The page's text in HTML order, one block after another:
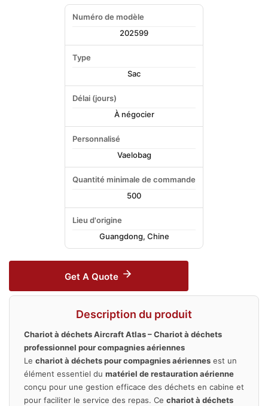
Numéro de modèle
202599
Type
Sac
Délai (jours)
À négocier
Personnalisé
Vaelobag
Quantité minimale de commande
500
Lieu d'origine
Guangdong, Chine
Get A Quote
Description du produit
Chariot à déchets Aircraft Atlas – Chariot à déchets
professionnel pour compagnies aériennes
Le chariot à déchets pour compagnies aériennes est un
élément essentiel du matériel de restauration aérienne
conçu pour une gestion efficace des déchets en cabine et
pour faciliter le service des repas. Ce chariot à déchets